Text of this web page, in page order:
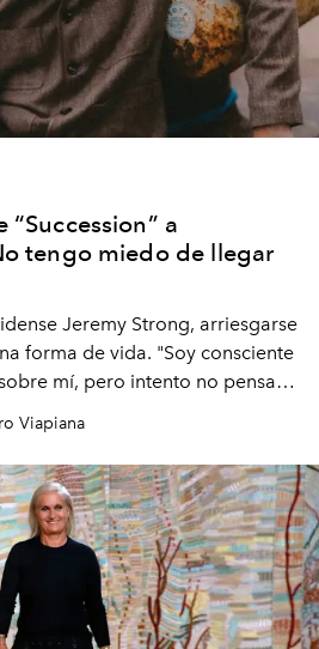
a
tengo miedo de llegar
Jeremy Strong, arriesgarse
forma de vida. "Soy consciente
mí, pero intento no pensar
perciben. Creo que es una
Viapiana